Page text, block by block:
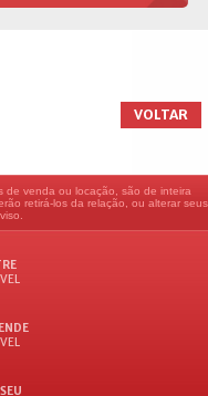
VOLTAR
de venda ou locação, são de inteira
retirá-los da relação, ou alterar seus